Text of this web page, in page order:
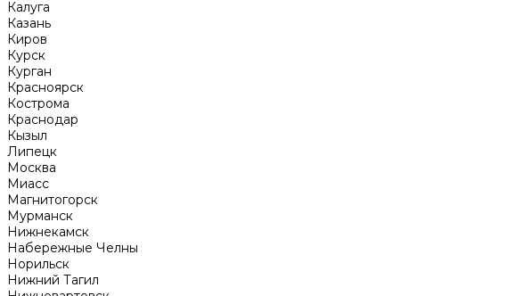
Калуга
Казань
Киров
Курск
Курган
Красноярск
Кострома
Краснодар
Кызыл
Липецк
Москва
Миасс
Магнитогорск
Мурманск
Нижнекамск
Набережные Челны
Норильск
Нижний Тагил